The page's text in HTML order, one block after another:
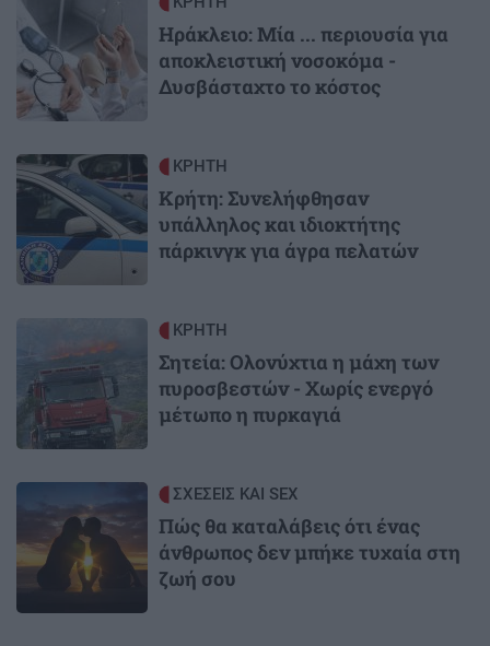
Ηράκλειο: Μία ... περιουσία για
αποκλειστική νοσοκόμα -
Δυσβάσταχτο το κόστος
Image ΚΡΗΤΗ
Κρήτη: Συνελήφθησαν
υπάλληλος και ιδιοκτήτης
πάρκινγκ για άγρα πελατών
ΚΡΗΤΗ
Σητεία: Ολονύχτια η μάχη των
πυροσβεστών - Χωρίς ενεργό
μέτωπο η πυρκαγιά
ΣΧΕΣΕΙΣ ΚΑΙ SEX
Πώς θα καταλάβεις ότι ένας
άνθρωπος δεν μπήκε τυχαία στη
ζωή σου